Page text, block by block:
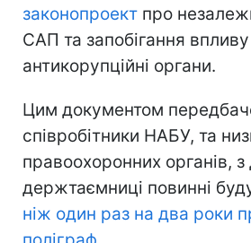
законопроект про
САП та запобігання впливу
антикорупційні органи.
Цим документом
співробітники НАБУ, та
правоохоронних органів,
держтаємниці повинні
ніж один раз на два роки